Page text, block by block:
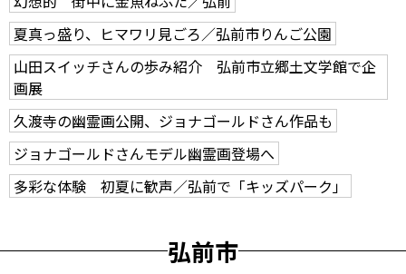
夏真っ盛り、ヒマワリ見ごろ／弘前市りんご公園
山田スイッチさんの歩み紹介 弘前市立郷土文学館で企
画展
久渡寺の幽霊画公開、ジョナゴールドさん作品も
ジョナゴールドさんモデル幽霊画登場へ
多彩な体験 初夏に歓声／弘前で「キッズパーク」
弘前市